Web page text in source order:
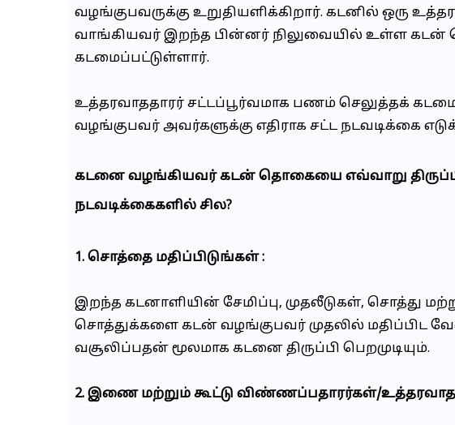
வழங்குபவருக்கு உறுதியளிக்கிறார். கடனில் ஒரு
வாங்கியவர் இறந்த பின்னர் நிலுவையில் உள்ள கடன்
கடமைப்பட்டுள்ளார்.
உத்தரவாததாரர் சட்டப்பூர்வமாக பணம் செலுத்தக்
வழங்குபவர் அவர்களுக்கு எதிராக சட்ட நடவடிக்கை
கடனை வழங்கியவர் கடன் தொகையை எவ்வாறு
நடவடிக்கைகளில் சில?
1. சொத்தை மதிப்பிடுங்கள் :
இறந்த கடனாளியின் சேமிப்பு, முதலீடுகள், சொத்து
சொத்துக்களை கடன் வழங்குபவர் முதலில் மதிப்பிட
வசூலிப்பதன் மூலமாக கடனை திருப்பி பெறமுடியும்.
2. இணை மற்றும் கூட்டு விண்ணப்பதாரர்கள்/